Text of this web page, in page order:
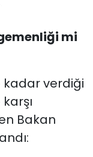
mi
kadar verdiği
Bakan